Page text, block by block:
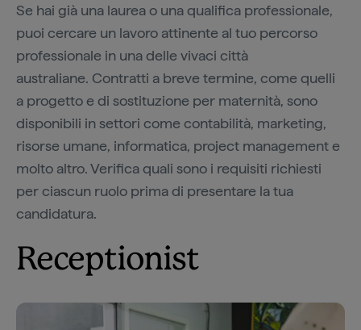
Se hai già una laurea o una qualifica professionale,
puoi cercare un lavoro attinente al tuo percorso
professionale in una delle vivaci città
australiane. Contratti a breve termine, come quelli
a progetto e di sostituzione per maternità, sono
disponibili in settori come contabilità, marketing,
risorse umane, informatica, project management e
molto altro. Verifica quali sono i requisiti richiesti
per ciascun ruolo prima di presentare la tua
candidatura.
Receptionist